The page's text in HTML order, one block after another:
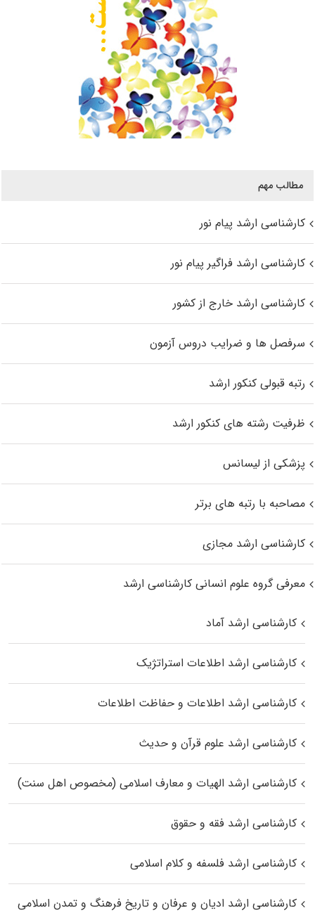
مطالب مهم
کارشناسی ارشد پیام نور
کارشناسی ارشد فراگیر پیام نور
کارشناسی ارشد خارج از کشور
سرفصل ها و ضرایب دروس آزمون
رتبه قبولی کنکور ارشد
ظرفیت رشته های کنکور ارشد
پزشکی از لیسانس
مصاحبه با رتبه های برتر
کارشناسی ارشد مجازی
معرفی گروه علوم انسانی کارشناسی ارشد
کارشناسی ارشد آماد
کارشناسی ارشد اطلاعات استراتژیک
کارشناسی ارشد اطلاعات و حفاظت اطلاعات
کارشناسی ارشد علوم قرآن و حدیث
کارشناسی ارشد الهیات و معارف اسلامی (مخصوص اهل سنت)
کارشناسی ارشد فقه و حقوق
کارشناسی ارشد فلسفه و کلام اسلامی
کارشناسی ارشد ادیان و عرفان و تاریخ فرهنگ و تمدن اسلامی